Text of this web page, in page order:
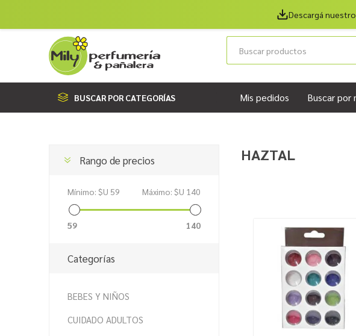
Descargá
BUSCAR POR CATEGORÍAS Mis pedidos Buscar por
HAZTAL
Rango de precios
Mínimo: $U 59 Máximo: $U 140
59 140
Categorías
BEBES Y NIÑOS
CUIDADO ADULTOS